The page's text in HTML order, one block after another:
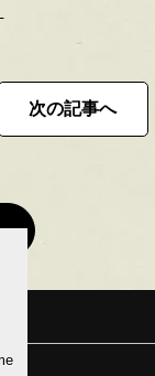
次の記事へ